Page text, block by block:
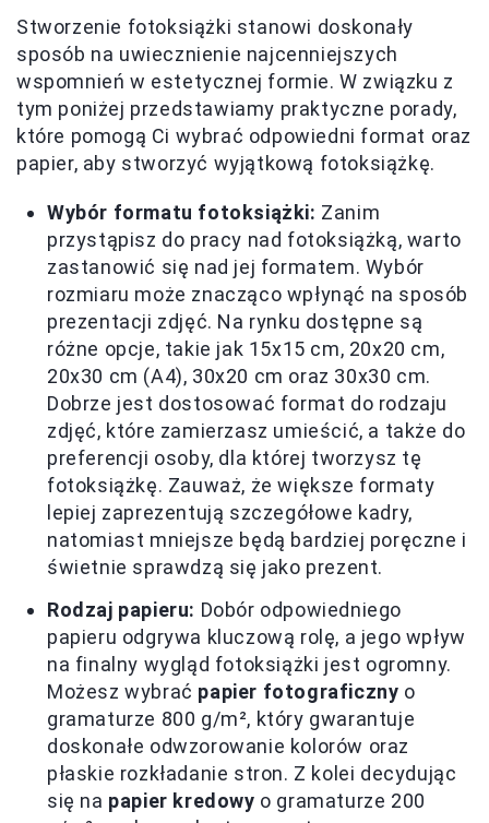
Stworzenie fotoksiążki stanowi doskonały
sposób na uwiecznienie najcenniejszych
wspomnień w estetycznej formie. W związku z
tym poniżej przedstawiamy praktyczne porady,
które pomogą Ci wybrać odpowiedni format oraz
papier, aby stworzyć wyjątkową fotoksiążkę.
Wybór formatu fotoksiążki: Zanim
przystąpisz do pracy nad fotoksiążką, warto
zastanowić się nad jej formatem. Wybór
rozmiaru może znacząco wpłynąć na sposób
prezentacji zdjęć. Na rynku dostępne są
różne opcje, takie jak 15x15 cm, 20x20 cm,
20x30 cm (A4), 30x20 cm oraz 30x30 cm.
Dobrze jest dostosować format do rodzaju
zdjęć, które zamierzasz umieścić, a także do
preferencji osoby, dla której tworzysz tę
fotoksiążkę. Zauważ, że większe formaty
lepiej zaprezentują szczegółowe kadry,
natomiast mniejsze będą bardziej poręczne i
świetnie sprawdzą się jako prezent.
Rodzaj papieru: Dobór odpowiedniego
papieru odgrywa kluczową rolę, a jego wpływ
na finalny wygląd fotoksiążki jest ogromny.
Możesz wybrać papier fotograficzny o
gramaturze 800 g/m², który gwarantuje
doskonałe odwzorowanie kolorów oraz
płaskie rozkładanie stron. Z kolei decydując
się na papier kredowy o gramaturze 200